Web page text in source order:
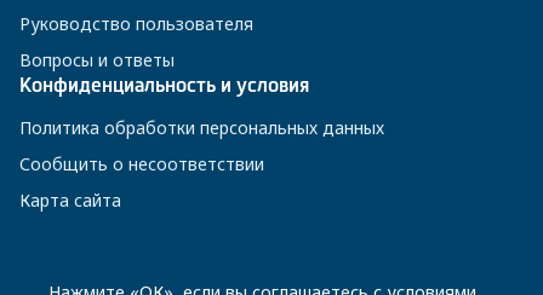
Руководство пользователя
Вопросы и ответы
Конфиденциальность и условия
Политика обработки персональных данных
Сообщить о несоответствии
Карта сайта
8 800 200-23-56